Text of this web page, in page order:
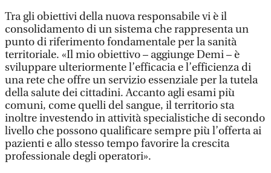
Tra gli obiettivi della nuova responsabile vi è il
consolidamento di un sistema che rappresenta un
punto di riferimento fondamentale per la sanità
territoriale. «Il mio obiettivo – aggiunge Demi – è
sviluppare ulteriormente l’efficacia e l’efficienza di
una rete che offre un servizio essenziale per la tutela
della salute dei cittadini. Accanto agli esami più
comuni, come quelli del sangue, il territorio sta
inoltre investendo in attività specialistiche di secondo
livello che possono qualificare sempre più l’offerta ai
pazienti e allo stesso tempo favorire la crescita
professionale degli operatori».